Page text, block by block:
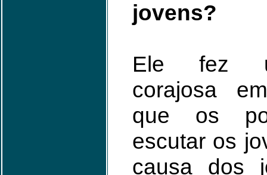
jovens?
Ele fez
corajosa
que os
escutar os
causa dos